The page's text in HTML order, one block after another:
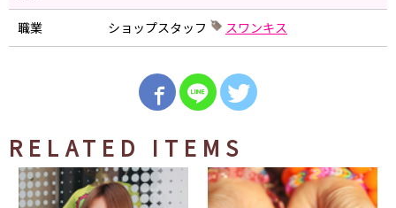
職業 ショップスタッフ スワンキス
RELATED ITEMS